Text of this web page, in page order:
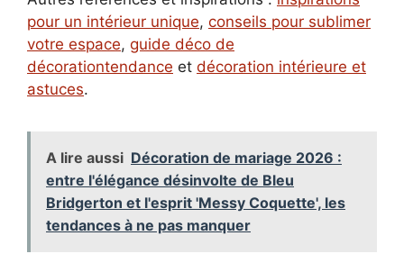
pour un intérieur unique, conseils pour sublimer
votre espace, guide déco de
décorationtendance et décoration intérieure et
astuces.
A lire aussi Décoration de mariage 2026 :
entre l'élégance désinvolte de Bleu
Bridgerton et l'esprit 'Messy Coquette', les
tendances à ne pas manquer